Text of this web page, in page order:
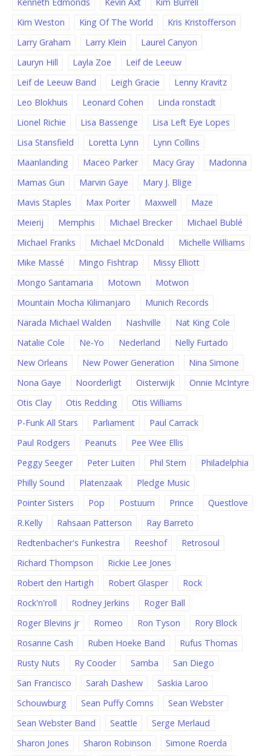
Kim Weston
King Of The World
Kris Kristofferson
Larry Graham
Larry Klein
Laurel Canyon
Lauryn Hill
Layla Zoe
Leif de Leeuw
Leif de Leeuw Band
Leigh Gracie
Lenny Kravitz
Leo Blokhuis
Leonard Cohen
Linda ronstadt
Lionel Richie
Lisa Bassenge
Lisa Left Eye Lopes
Lisa Stansfield
Loretta Lynn
Lynn Collins
Maanlanding
Maceo Parker Macy Gray
Madonna
Mamas Gun
Marvin Gaye
Mary J. Blige
Mavis Staples
Max Porter Maxwell
Maze
Meierij
Memphis Michael Brecker
Michael Bublé
Michael Franks
Michael McDonald
Michelle Williams
Mike Massé
Mingo Fishtrap
Missy Elliott
Mongo Santamaria
Motown
Motwon
Mountain Mocha Kilimanjaro
Munich Records
Narada Michael Walden
Nashville
Nat King Cole
Natalie Cole
Ne-Yo Nederland
Nelly Furtado
New Orleans
New Power Generation
Nina Simone
Nona Gaye
Noorderligt Oisterwijk
Onnie McIntyre
Otis Clay
Otis Redding
Otis Williams
P-Funk All Stars
Parliament
Paul Carrack
Paul Rodgers
Peanuts
Pee Wee Ellis
Peggy Seeger
Peter Luiten Phil Stern
Philadelphia
Philly Sound
Platenzaak
Pledge Music
Pointer Sisters
Pop Postuum Prince
Questlove
R.Kelly
Rahsaan Patterson
Ray Barreto
Redtenbacher's Funkestra
Reeshof
Retrosoul
Richard Thompson
Rickie Lee Jones
Robert den Hartigh
Robert Glasper
Rock
Rock'n'roll
Rodney Jerkins
Roger Ball
Roger Blevins jr
Romeo Ron Tyson
Rory Block
Rosanne Cash
Ruben Hoeke Band
Rufus Thomas
Rusty Nuts
Ry Cooder Samba
San Diego
San Francisco
Sarah Dashew
Saskia Laroo
Schouwburg
Sean Puffy Comns
Sean Webster
Sean Webster Band
Seattle
Serge Merlaud
Sharon Jones
Sharon Robinson
Simone Roerda